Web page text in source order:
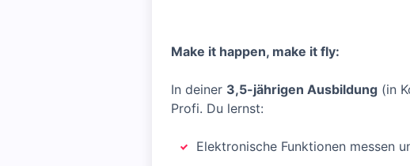
Make it happen, make it fly:
In deiner 3,5-jährigen Ausbildung (in
Profi. Du lernst:
Elektronische Funktionen messen